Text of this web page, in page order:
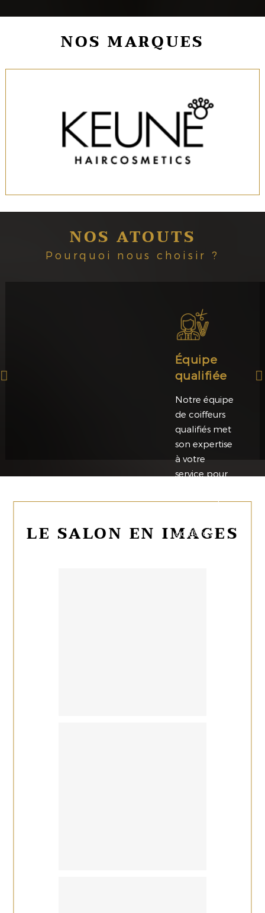
NOS MARQUES
NOS ATOUTS
Pourquoi nous choisir ?
Équipe
qualifiée
Notre équipe
de coiffeurs
qualifiés met
son expertise
à votre
service pour
personnalisés
coiffures
LE SALON EN IMAGES